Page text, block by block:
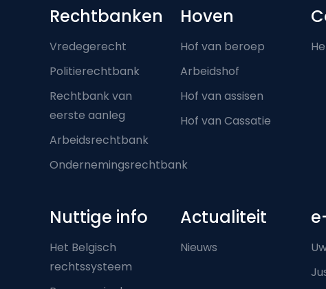
Footer-menu
Rechtbanken
Vredegerecht
Politierechtbank
Rechtbank van
eerste aanleg
Arbeidsrechtbank
Ondernemingsrechtbank
Hoven
Hof van beroep
Arbeidshof
Hof van assisen
Hof van Cassatie
Nuttige info
Het Belgisch
rechtssysteem
Actualiteit
Nieuws